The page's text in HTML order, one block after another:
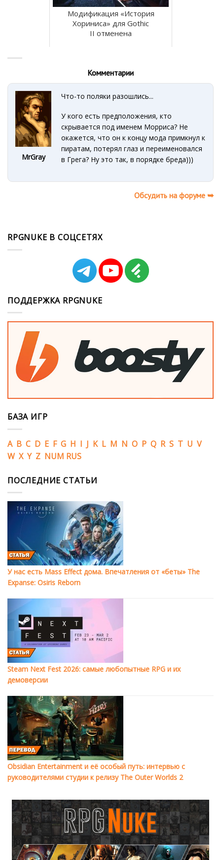
Модификация «История
Хориниса» для Gothic
II отменена
Комментарии
MrGray
Что-то поляки разошлись...
У кого есть предположения, кто
скрывается под именем Морриса? Не
окажется, что он к концу мода примкнул к
пиратам, потерял глаз и переименовался
в Грега? Ну это так, в порядке бреда)))
Обсудить на форуме ➥
RPGNUKE В СОЦСЕТЯХ
ПОДДЕРЖКА RPGNUKE
БАЗА ИГР
A B C D E F G H I J K L M N O P Q R S T U V
W X Y Z NUM RUS
ПОСЛЕДНИЕ СТАТЬИ
У нас есть Mass Effect дома. Впечатления от «беты» The
Expanse: Osiris Reborn
Steam Next Fest 2026: самые любопытные RPG и их
демоверсии
Obsidian Entertainment и её особый путь: интервью с
руководителями студии к релизу The Outer Worlds 2